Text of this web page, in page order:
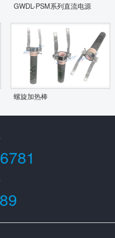
GWDL-PSM系列直流电源
螺旋加热棒